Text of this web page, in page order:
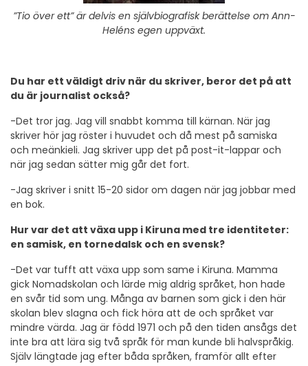
”Tio över ett” är delvis en självbiografisk berättelse om Ann-
Heléns egen uppväxt.
Du har ett väldigt driv när du skriver, beror det på att
du är journalist också?
-Det tror jag. Jag vill snabbt komma till kärnan. När jag
skriver hör jag röster i huvudet och då mest på samiska
och meänkieli. Jag skriver upp det på post-it-lappar och
när jag sedan sätter mig går det fort.
-Jag skriver i snitt 15-20 sidor om dagen när jag jobbar med
en bok.
Hur var det att växa upp i Kiruna med tre identiteter:
en samisk, en tornedalsk och en svensk?
-Det var tufft att växa upp som same i Kiruna. Mamma
gick Nomadskolan och lärde mig aldrig språket, hon hade
en svår tid som ung. Många av barnen som gick i den här
skolan blev slagna och fick höra att de och språket var
mindre värda. Jag är född 1971 och på den tiden ansågs det
inte bra att lära sig två språk för man kunde bli halvspråkig.
Själv längtade jag efter båda språken, framför allt efter